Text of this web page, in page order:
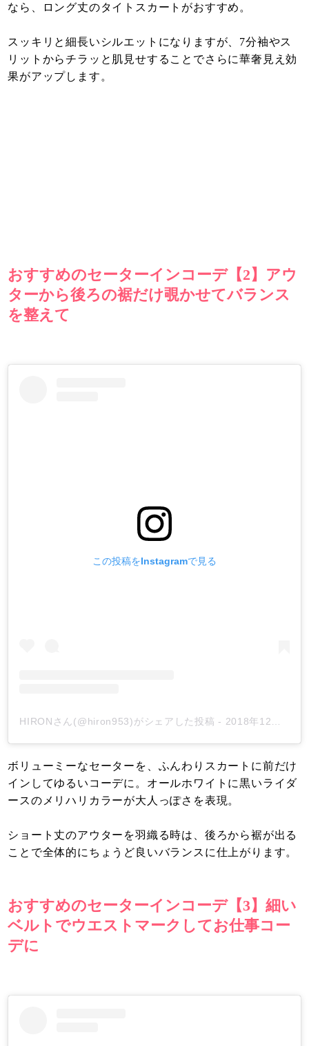
なら、ロング丈のタイトスカートがおすすめ。
スッキリと細長いシルエットになりますが、7分袖やス
リットからチラッと肌見せすることでさらに華奢見え効
果がアップします。
おすすめのセーターインコーデ【2】アウ
ターから後ろの裾だけ覗かせてバランス
を整えて
この投稿をInstagramで見る
HIRONさん(@hiron953)がシェアした投稿 - 2018年12月月20日午前3時40分PST
ボリューミーなセーターを、ふんわりスカートに前だけ
インしてゆるいコーデに。オールホワイトに黒いライダ
ースのメリハリカラーが大人っぽさを表現。
ショート丈のアウターを羽織る時は、後ろから裾が出る
ことで全体的にちょうど良いバランスに仕上がります。
おすすめのセーターインコーデ【3】細い
ベルトでウエストマークしてお仕事コー
デに